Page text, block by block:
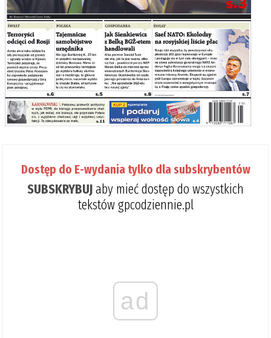
Dostęp do E-wydania tylko dla subskrybentów
SUBSKRYBUJaby mieć dostęp do wszystkich
tekstów gpcodziennie.pl
ad